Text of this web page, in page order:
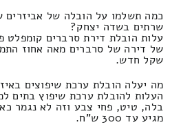
כמה תשלמו על הובלה של
שרתים בשדה יצחק?
עלות הובלת דירת סרברים קומפלט
שקל חדש.
מה יעלה הובלת ערכת שיפוצים
העלות להובלת ערכת שיפוץ בתים
מגיע עד 300 ש"ח.